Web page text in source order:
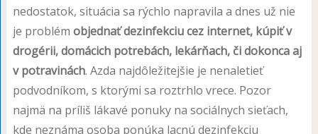
nedostatok, situácia sa rýchlo napravila a dnes už nie
je problém objednať dezinfekciu cez internet, kúpiť v
drogérii, domácich potrebách, lekárňach, či dokonca aj
v potravinách. Azda najdôležitejšie je nenaletieť
podvodníkom, s ktorými sa roztrhlo vrece. Pozor
najmä na príliš lákavé ponuky na sociálnych sieťach,
kde neznáma osoba ponúka lacnú dezinfekciu